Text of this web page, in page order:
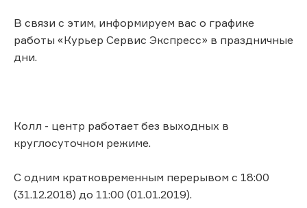
В связи с этим, информируем вас о графике
работы «Курьер Сервис Экспресс» в праздничные
дни.
Колл - центр работает без выходных в
круглосуточном режиме.
C одним кратковременным перерывом с 18:00
(31.12.2018) до 11:00 (01.01.2019).